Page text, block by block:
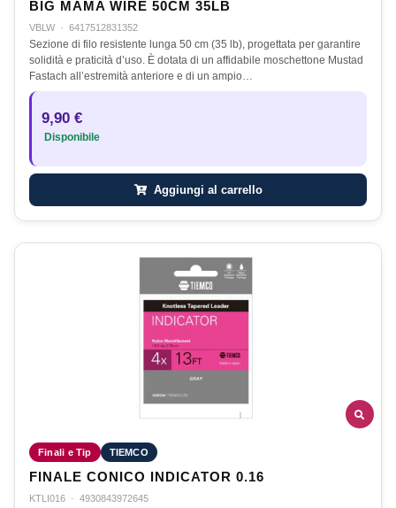
BIG MAMA WIRE 50CM 35LB
VBLW · 6417512831352
Sezione di filo resistente lunga 50 cm (35 lb), progettata per garantire
solidità e praticità d’uso. È dotata di un affidabile moschettone Mustad
Fastach all’estremità anteriore e di un ampio…
9,90 €
Disponibile
Aggiungi al carrello
Finali e Tip TIEMCO
FINALE CONICO INDICATOR 0.16
KTLI016 · 4930843972645